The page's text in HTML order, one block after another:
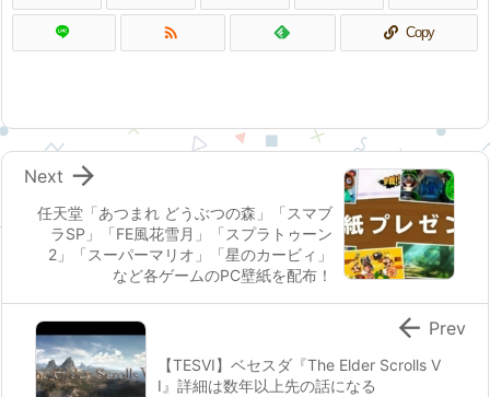
 Copy
任天堂「あつまれ どうぶつの森」「スマブ
ラSP」「FE風花雪月」「スプラトゥーン
2」「スーパーマリオ」「星のカービィ」
など各ゲームのPC壁紙を配布！

Next
【TESVI】ベセスダ『The Elder Scrolls V
I』詳細は数年以上先の話になる
 Prev